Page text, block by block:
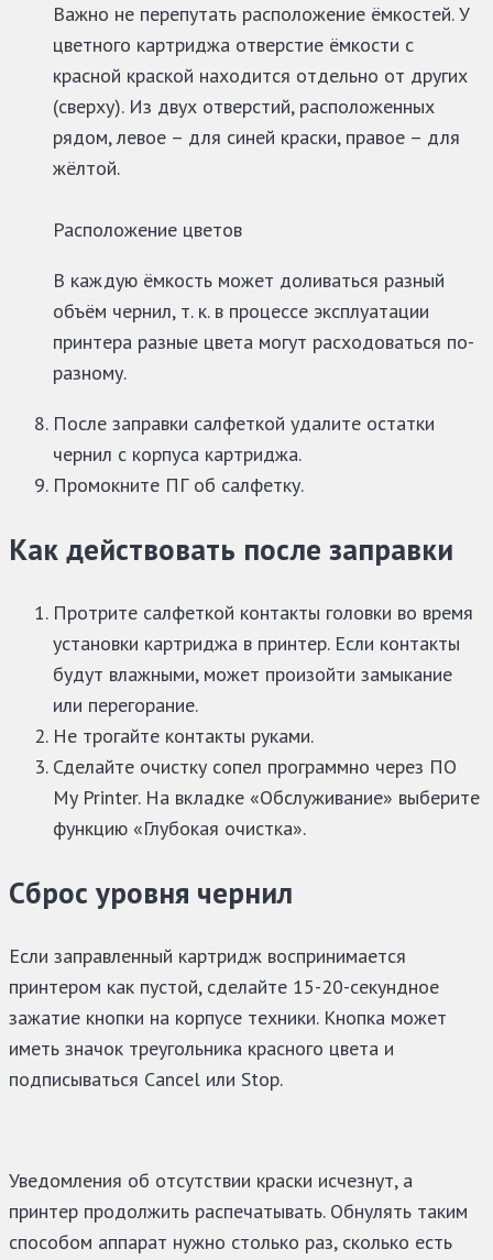
Важно не перепутать расположение ёмкостей. У
цветного картриджа отверстие ёмкости с
красной краской находится отдельно от других
(сверху). Из двух отверстий, расположенных
рядом, левое – для синей краски, правое – для
жёлтой.
Расположение цветов
В каждую ёмкость может доливаться разный
объём чернил, т. к. в процессе эксплуатации
принтера разные цвета могут расходоваться по-
разному.
После заправки салфеткой удалите остатки
чернил с корпуса картриджа.
Промокните ПГ об салфетку.
Как действовать после заправки
Протрите салфеткой контакты головки во время
установки картриджа в принтер. Если контакты
будут влажными, может произойти замыкание
или перегорание.
Не трогайте контакты руками.
Сделайте очистку сопел программно через ПО
My Printer. На вкладке «Обслуживание» выберите
функцию «Глубокая очистка».
Сброс уровня чернил
Если заправленный картридж воспринимается
принтером как пустой, сделайте 15-20-секундное
зажатие кнопки на корпусе техники. Кнопка может
иметь значок треугольника красного цвета и
подписываться Cancel или Stop.
Уведомления об отсутствии краски исчезнут, а
принтер продолжить распечатывать. Обнулять таким
способом аппарат нужно столько раз, сколько есть